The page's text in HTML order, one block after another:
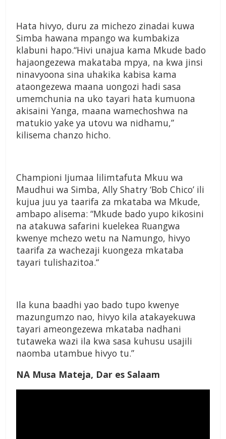
Hata hivyo, duru za michezo zinadai kuwa
Simba hawana mpango wa kumbakiza
klabuni hapo.“Hivi unajua kama Mkude bado
hajaongezewa makataba mpya, na kwa jinsi
ninavyoona sina uhakika kabisa kama
ataongezewa maana uongozi hadi sasa
umemchunia na uko tayari hata kumuona
akisaini Yanga, maana wamechoshwa na
matukio yake ya utovu wa nidhamu,”
kilisema chanzo hicho.
Championi Ijumaa lilimtafuta Mkuu wa
Maudhui wa Simba, Ally Shatry ‘Bob Chico’ ili
kujua juu ya taarifa za mkataba wa Mkude,
ambapo alisema: “Mkude bado yupo kikosini
na atakuwa safarini kuelekea Ruangwa
kwenye mchezo wetu na Namungo, hivyo
taarifa za wachezaji kuongeza mkataba
tayari tulishazitoa.“
Ila kuna baadhi yao bado tupo kwenye
mazungumzo nao, hivyo kila atakayekuwa
tayari ameongezewa mkataba nadhani
tutaweka wazi ila kwa sasa kuhusu usajili
naomba utambue hivyo tu.”
NA Musa Mateja, Dar es Salaam